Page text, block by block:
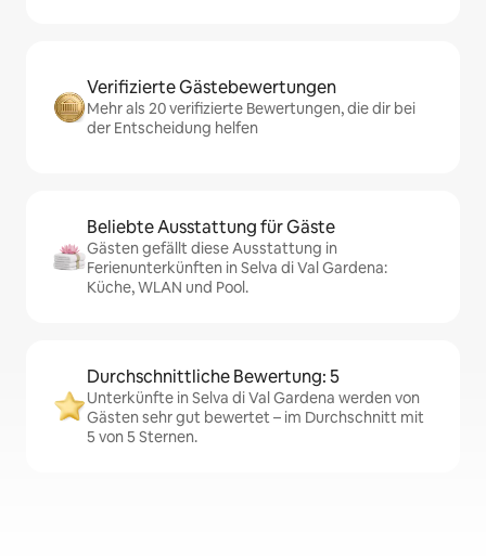
Verifizierte Gästebewertungen
Mehr als 20 verifizierte Bewertungen, die dir bei
der Entscheidung helfen
Beliebte Ausstattung für Gäste
Gästen gefällt diese Ausstattung in
Ferienunterkünften in Selva di Val Gardena:
Küche, WLAN und Pool.
Durchschnittliche Bewertung: 5
Unterkünfte in Selva di Val Gardena werden von
Gästen sehr gut bewertet – im Durchschnitt mit
5 von 5 Sternen.